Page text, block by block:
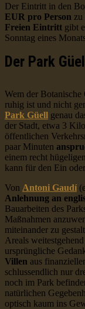
Der Eintritt in den
EUR pro Person zu
Freien Eintritt gibt
Sonntag eines
Der Park
Wem der Botanische
ruhig ist und nicht
Park Güell genau
der Stadt, etwa 3
öffentlichen
paar Minuten
einem recht
kann für den Ein
Von Antoni Gaudí
Anlehnung an
Bauarbeiten des
Maßnahmen
miteinander zu
Areals
ursprüngliche
Villen aus
schlussendlich nur
noch im Park
natürlichen
optisch kaum ins